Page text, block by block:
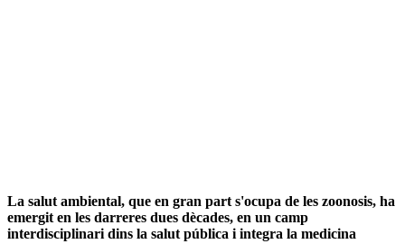
La salut ambiental, que en gran part s'ocupa de les zoonosis, ha
emergit en les darreres dues dècades, en un camp
interdisciplinari dins la salut pública i integra la medicina